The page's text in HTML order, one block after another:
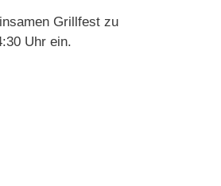
Grillfest zu
Uhr ein.